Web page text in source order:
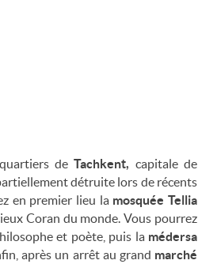
quartiers deTachkent, capitale de
détruite lors de récents
en premier lieu la mosquée Tellia
Coran du monde. Vous pourrez
et poète, puis la médersa
après un arrêt au grand marché